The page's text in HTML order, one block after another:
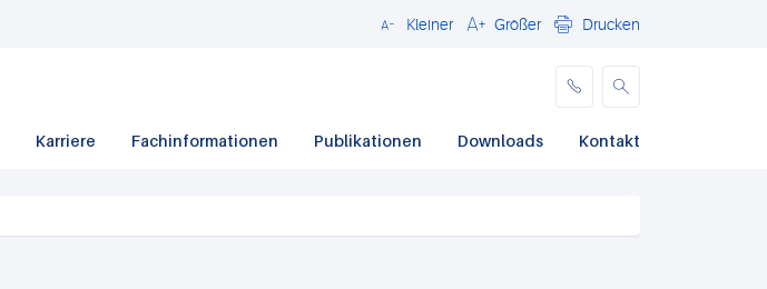
Schließen
Kleiner Größer Drucken
Karriere Fachinformationen Publikationen Downloads Kontakt